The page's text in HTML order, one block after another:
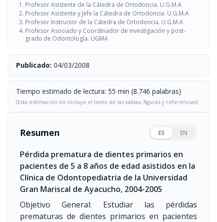
Profesor Asistente de la Cátedra de Ortodoncia. U.G.M.A
Profesor Asistente y Jefe la Cátedra de Ortodoncia. U.G.M.A
Profesor Instructor de la Cátedra de Ortodoncia. U.G.M.A
Profesor Asociado y Coordinador de investigación y post-
grado de Odontología. UGMA
Publicado: 04/03/2008
Tiempo estimado de lectura: 55 min (8.746 palabras)
(Esta estimación no incluye el texto de las tablas, figuras y referencias)
Resumen ES EN
Pérdida prematura de dientes primarios en
pacientes de 5 a 8 años de edad asistidos en la
Clínica de Odontopediatria de la Universidad
Gran Mariscal de Ayacucho, 2004-2005
Objetivo General: Estudiar las pérdidas
prematuras de dientes primarios en pacientes